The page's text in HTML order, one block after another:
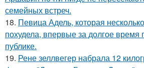
семейных встреч.
18. Певица Адель, которая
похудела, впервые за долгое время
публике.
19. Рене зеллвегер набрала 12